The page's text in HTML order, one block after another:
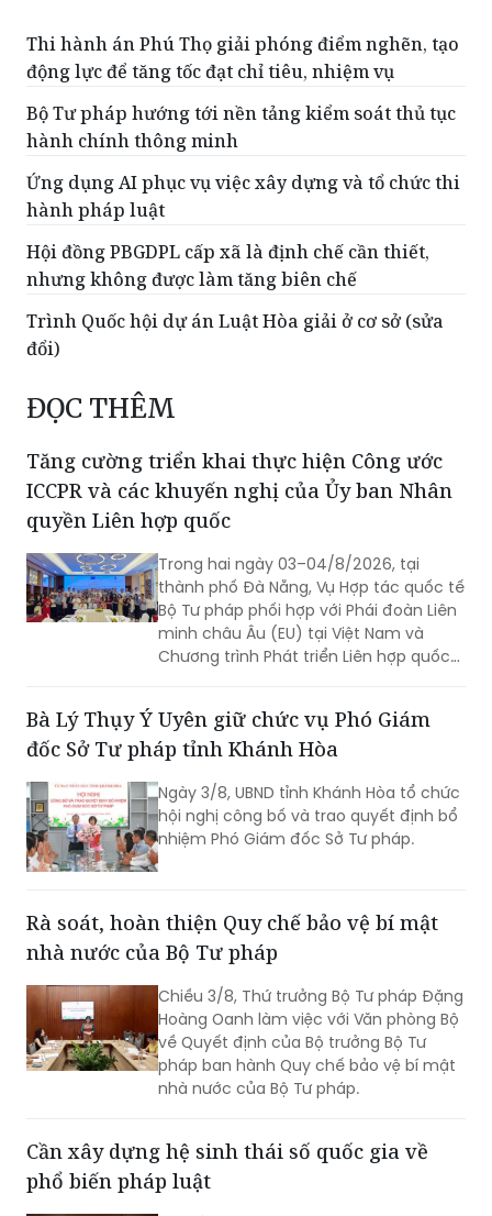
Thi hành án Phú Thọ giải phóng điểm nghẽn, tạo
động lực để tăng tốc đạt chỉ tiêu, nhiệm vụ
Bộ Tư pháp hướng tới nền tảng kiểm soát thủ tục
hành chính thông minh
Ứng dụng AI phục vụ việc xây dựng và tổ chức thi
hành pháp luật
Hội đồng PBGDPL cấp xã là định chế cần thiết,
nhưng không được làm tăng biên chế
Trình Quốc hội dự án Luật Hòa giải ở cơ sở (sửa
đổi)
ĐỌC THÊM
Tăng cường triển khai thực hiện Công ước
ICCPR và các khuyến nghị của Ủy ban Nhân
quyền Liên hợp quốc
Trong hai ngày 03–04/8/2026, tại
thành phố Đà Nẵng, Vụ Hợp tác quốc tế
Bộ Tư pháp phối hợp với Phái đoàn Liên
minh châu Âu (EU) tại Việt Nam và
Chương trình Phát triển Liên hợp quốc
ban Nhân quyền Liên hợp quốc đối với
Báo cáo định kỳ lần thứ tư của Việt
các quyền dân sự và chính trị (ICCPR)
và Hội nghị tập huấn về thực hiện Công
ước ICCPR. Đây là chuỗi hoạt động
Việt Nam giai đoạn II” (EU JULE II), góp
phần nâng cao năng lực của các cơ
quan, tổ chức trong việc thực hiện các
quyền con người.
Bà Lý Thụy Ý Uyên giữ chức vụ Phó Giám
đốc Sở Tư pháp tỉnh Khánh Hòa
Ngày 3/8, UBND tỉnh Khánh Hòa tổ chức
hội nghị công bố và trao quyết định bổ
nhiệm Phó Giám đốc Sở Tư pháp.
Rà soát, hoàn thiện Quy chế bảo vệ bí mật
nhà nước của Bộ Tư pháp
Chiều 3/8, Thứ trưởng Bộ Tư pháp Đặng
Hoàng Oanh làm việc với Văn phòng Bộ
về Quyết định của Bộ trưởng Bộ Tư
pháp ban hành Quy chế bảo vệ bí mật
nhà nước của Bộ Tư pháp.
Cần xây dựng hệ sinh thái số quốc gia về
phổ biến pháp luật